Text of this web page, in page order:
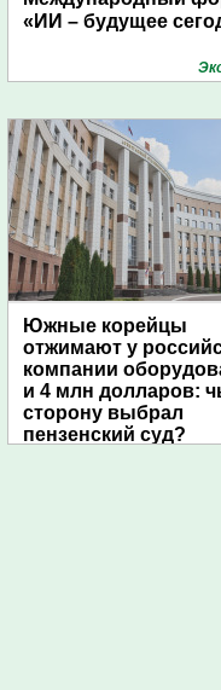
«ИИ – будущее
Южные корейцы
отжимают у
компании
и 4 млн долларов:
сторону выбрал
пензенский суд?